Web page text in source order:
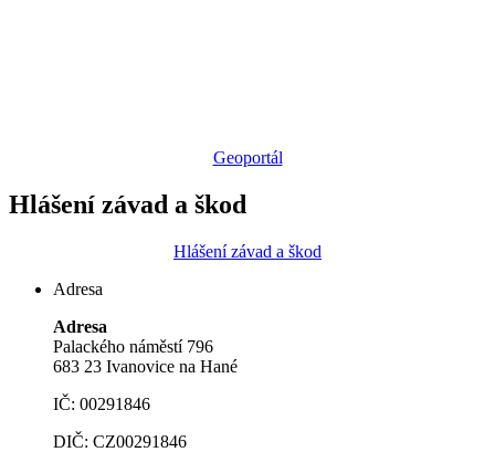
Geoportál
Hlášení závad a škod
Hlášení závad a škod
Adresa
Adresa
Palackého náměstí 796
683 23 Ivanovice na Hané
IČ: 00291846
DIČ: CZ00291846